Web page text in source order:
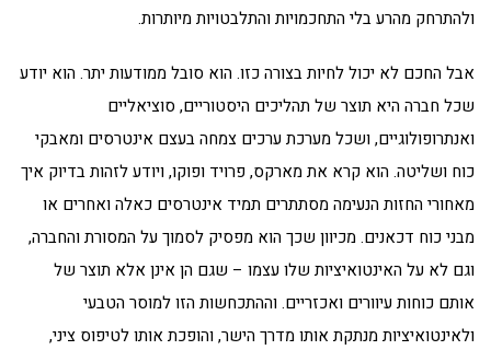
ולהתרחק מהרע בלי התחכמויות והתלבטויות מיותרות.
אבל החכם לא יכול לחיות בצורה כזו. הוא סובל ממודעות יתר. הוא יודע
שכל חברה היא תוצר של תהליכים היסטוריים, סוציאליים
ואנתרופולוגיים, ושכל מערכת ערכים צמחה בעצם אינטרסים ומאבקי
כוח ושליטה. הוא קרא את מארקס, פרויד ופוקו, ויודע לזהות בדיוק איך
מאחורי החזות הנעימה מסתתרים תמיד אינטרסים כאלה ואחרים או
מבני כוח דכאנים. מכיוון שכך הוא מפסיק לסמוך על המסורת והחברה,
וגם לא על האינטואיציות שלו עצמו – שגם הן אינן אלא תוצר של
אותם כוחות עיוורים ואכזריים. וההתכחשות הזו למוסר הטבעי
ולאינטואיציות מנתקת אותו מדרך הישר, והופכת אותו לטיפוס ציני,